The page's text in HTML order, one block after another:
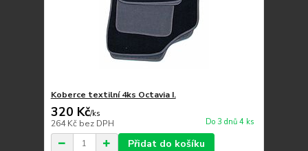
Koberce textilní 4ks Octavia I.
320 Kč/ks
264 Kč bez DPH Do 3 dnů 4 ks
Přidat do košíku